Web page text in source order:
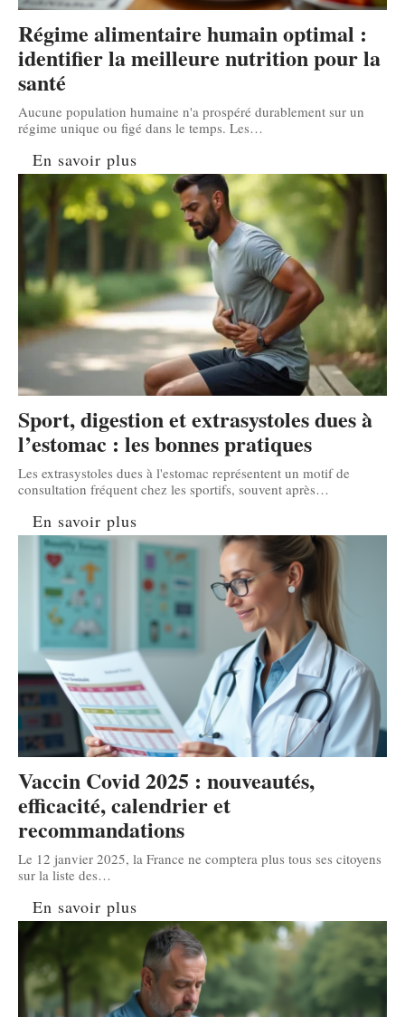
Régime alimentaire humain optimal :
identifier la meilleure nutrition pour la
santé
Aucune population humaine n'a prospéré durablement sur un
régime unique ou figé dans le temps. Les…
En savoir plus
Sport, digestion et extrasystoles dues à
l’estomac : les bonnes pratiques
Les extrasystoles dues à l'estomac représentent un motif de
consultation fréquent chez les sportifs, souvent après…
En savoir plus
Vaccin Covid 2025 : nouveautés,
efficacité, calendrier et
recommandations
Le 12 janvier 2025, la France ne comptera plus tous ses citoyens
sur la liste des…
En savoir plus